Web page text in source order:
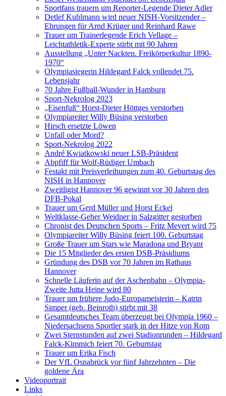
Sportfans trauern um Reporter-Legende Dieter Adler
Detlef Kuhlmann wird neuer NISH-Vorsitzender –
Ehrungen für Arnd Krüger und Reinhard Rawe
Trauer um Trainerlegende Erich Vellage –
Leichtathletik-Experte stirbt mit 90 Jahren
Ausstellung „Unter Nackten. Freikörperkultur 1890-
1970“
Olympiasiegerin Hildegard Falck vollendet 75.
Lebensjahr
70 Jahre Fußball-Wunder in Hamburg
Sport-Nekrolog 2023
„Eisenfuß“ Horst-Dieter Höttges verstorben
Olympiareiter Willy Büsing verstorben
Hirsch ersetzte Löwen
Unfall oder Mord?
Sport-Nekrolog 2022
André Kwiatkowski neuer LSB-Präsident
Abpfiff für Wolf-Rüdiger Umbach
Festakt mit Preisverleihungen zum 40. Geburtstag des
NISH in Hannover
Zweitligist Hannover 96 gewinnt vor 30 Jahren den
DFB-Pokal
Trauer um Gerd Müller und Horst Eckel
Weltklasse-Geher Weidner in Salzgitter gestorben
Chronist des Deutschen Sports – Fritz Mevert wird 75
Olympiareiter Willy Büsing feiert 100. Geburtstag
Große Trauer um Stars wie Maradona und Bryant
Die 15 Mitglieder des ersten DSB-Präsidiums
Gründung des DSB vor 70 Jahren im Rathaus
Hannover
Schnelle Läuferin auf der Aschenbahn – Olympia-
Zweite Jutta Heine wird 80
Trauer um frühere Judo-Europameisterin – Katrin
Simper (geb. Beinroth) stirbt mit 38
Gesamtdeutsches Team überzeugt bei Olympia 1960 –
Niedersachsens Sportler stark in der Hitze von Rom
Zwei Sternstunden auf zwei Stadionrunden – Hildegard
Falck-Kimmich feiert 70. Geburtstag
Trauer um Erika Fisch
Der VfL Osnabrück vor fünf Jahrzehnten – Die
goldene Ära
Videoportrait
Links